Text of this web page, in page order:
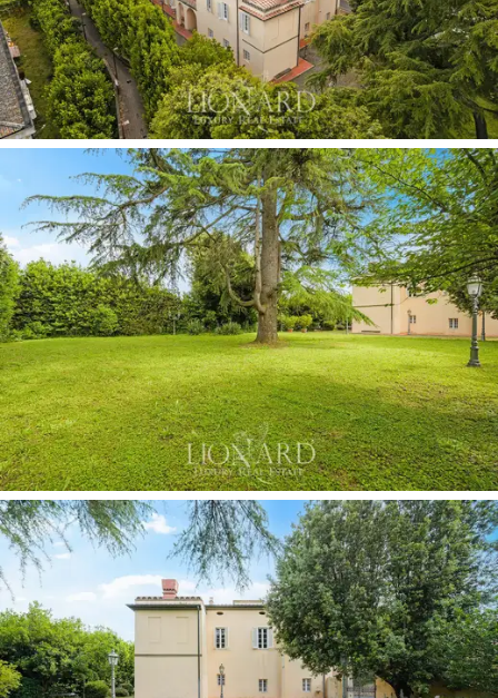
Der Palazzo wird durch eine bewohnbare Mansarde und
eine eindrucksvollePanorama-Altanemit Blick über die
Dächer des alten Borgo vervollständigt. Die Räume sind
durch Mosaikböden und Mobiliar in raffiniertemEmpire-
Stilmit zahlreichen Akzenten des Jugendstils veredelt,
welche den sammlerischen Wert der Immobilie
unterstreichen. Der Palazzo verfügt über historische
Pertinenzen von außergewöhnlicher Seltenheit, allen
voran die antike Ölmühle im der Villa
gegenüberliegenden Flügel. Das Gebäude, das bis zur
Mitte des XIX. Jahrhunderts eine autonome Struktur
bildete, bewahrt sämtliche hölzernen und mechanischen
Komponenten der ursprünglichen Geräte unverändert,
eingebettet in prachtvolle Decken mit
Backsteingewölben und erschlossen durch ein
unabhängiges Treppenhaus, das zu den oberen Etagen
führt.
Auf der gegenüberliegenden Straßenseite, elegant in
das urbane Gefüge integriert, befindet sich die
geweihte Adelskapelleim Eigentum des Palazzo. Mit
äußerster Sorgfalt vollständig restauriert, stellt diese